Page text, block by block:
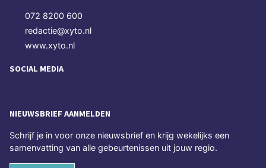
072 8200 600
redactie@xyto.nl
www.xyto.nl
SOCIAL MEDIA
NIEUWSBRIEF AANMELDEN
Schrijf je in voor onze nieuwsbrief en krijg wekelijks een
samenvatting van alle gebeurtenissen uit jouw regio.